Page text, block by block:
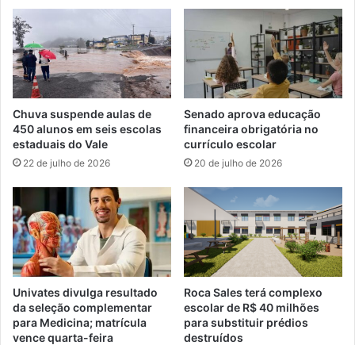
Chuva suspende aulas de
450 alunos em seis escolas
estaduais do Vale
22 de julho de 2026
Senado aprova educação
financeira obrigatória no
currículo escolar
20 de julho de 2026
Univates divulga resultado
da seleção complementar
para Medicina; matrícula
vence quarta-feira
Roca Sales terá complexo
escolar de R$ 40 milhões
para substituir prédios
destruídos